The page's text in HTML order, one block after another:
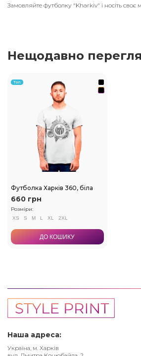
Замовляйте футболку "Kharkiv" і носіть своє
Нещодавно
Топ
Футболка Харків 360, біла
660 грн
Розміри:
XS S M L XL 2XL
ДО КОШИКУ
Наша адреса:
Україна, м. Харків